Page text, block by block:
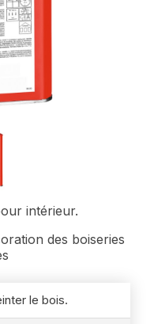
intérieur.
des boiseries
le bois.